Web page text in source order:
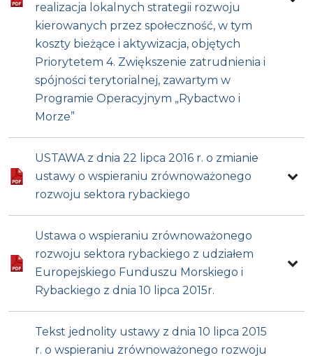
realizacja lokalnych strategii rozwoju
kierowanych przez społeczność, w tym
koszty bieżące i aktywizacja, objętych
Priorytetem 4. Zwiększenie zatrudnienia i
spójności terytorialnej, zawartym w
Programie Operacyjnym „Rybactwo i
Morze”
USTAWA z dnia 22 lipca 2016 r. o zmianie
ustawy o wspieraniu zrównoważonego
rozwoju sektora rybackiego
Ustawa o wspieraniu zrównoważonego
rozwoju sektora rybackiego z udziałem
Europejskiego Funduszu Morskiego i
Rybackiego z dnia 10 lipca 2015r.
Tekst jednolity ustawy z dnia 10 lipca 2015
r. o wspieraniu zrównoważonego rozwoju